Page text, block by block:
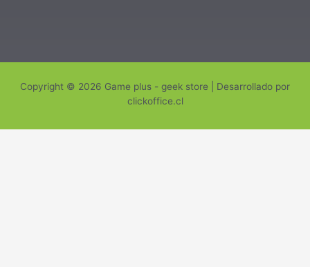
Copyright © 2026 Game plus - geek store | Desarrollado por
clickoffice.cl